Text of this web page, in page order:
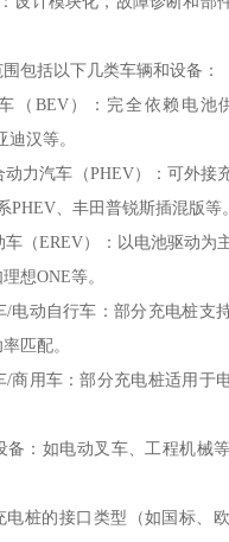
包括以下几类车辆和设备：
（BEV）：完全依赖电池
迪汉等。
动力汽车（PHEV）：可外接
PHEV、丰田普锐斯插混版等
车（EREV）：以电池驱动为
想ONE等。
/电动自行车：部分充电桩支
匹配。
/商用车：部分充电桩适用于
备：如电动叉车、工程机械
电桩的接口类型（如国标、